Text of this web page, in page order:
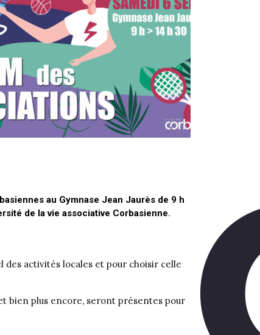
au Gymnase Jean Jaurès de 9 h
de la vie associative Corbasienne.
des activités locales et pour choisir celle
bien plus encore, seront présentes pour